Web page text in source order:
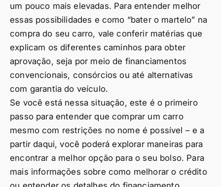
um pouco mais elevadas. Para entender melhor
essas possibilidades e como “bater o martelo” na
compra do seu carro, vale conferir matérias que
explicam os diferentes caminhos para obter
aprovação, seja por meio de financiamentos
convencionais, consórcios ou até alternativas
com garantia do veículo.
Se você está nessa situação, este é o primeiro
passo para entender que comprar um carro
mesmo com restrições no nome é possível – e a
partir daqui, você poderá explorar maneiras para
encontrar a melhor opção para o seu bolso. Para
mais informações sobre como melhorar o crédito